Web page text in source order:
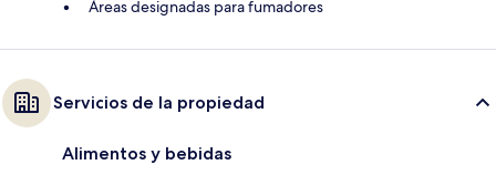
Áreas designadas para fumadores
Servicios de la propiedad
Alimentos y bebidas